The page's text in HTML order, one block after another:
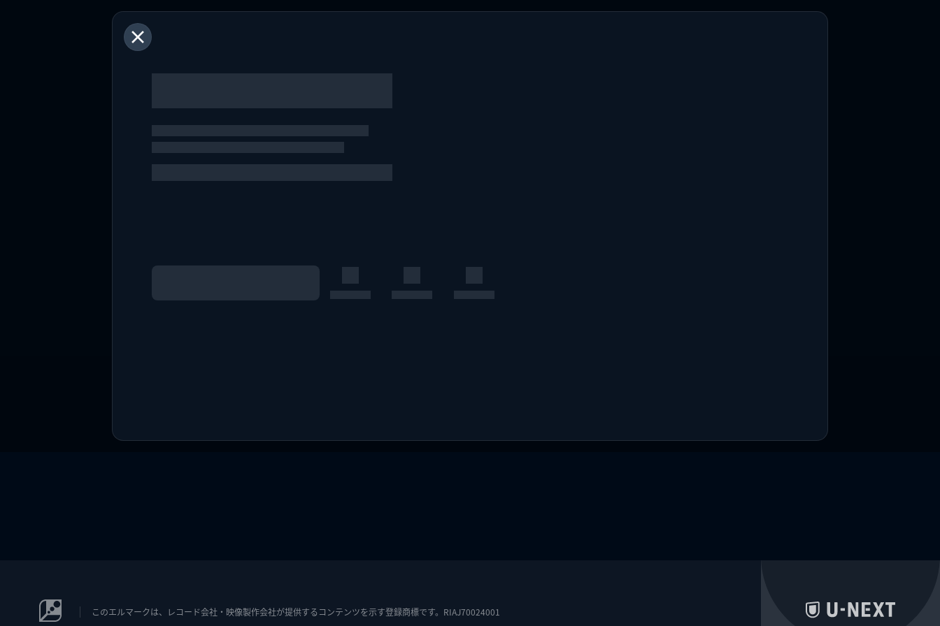
このエルマークは、レコード会社・映像製作会社が提供するコンテンツを示す登録商標です。RIAJ70024001